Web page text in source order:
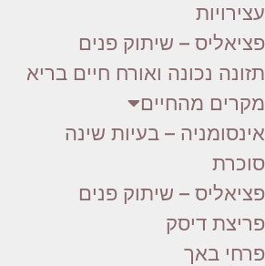
עצירויות
פציאליס – שיתוק פנים
תזונה נכונה ואורח חיים בריא
מקרים מהחיים
אינסומניה – בעיות שינה
סוכרת
פציאליס – שיתוק פנים
פריצת דיסק
פרחי באך